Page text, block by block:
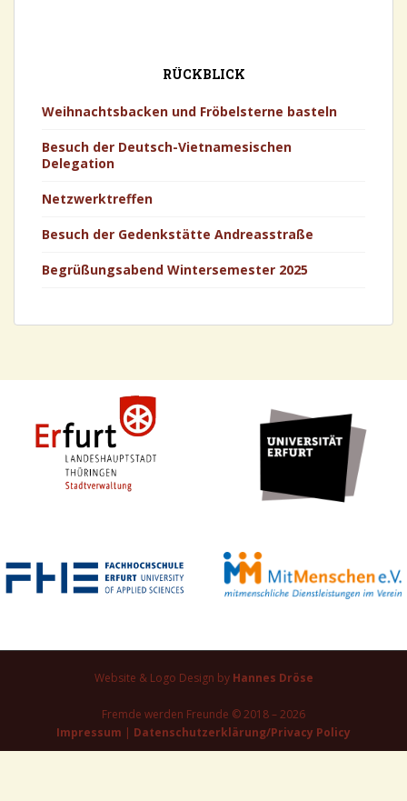
RÜCKBLICK
Weihnachtsbacken und Fröbelsterne basteln
Besuch der Deutsch-Vietnamesischen
Delegation
Netzwerktreffen
Besuch der Gedenkstätte Andreasstraße
Begrüßungsabend Wintersemester 2025
Website & Logo Design by Hannes Dröse
Fremde werden Freunde © 2018 – 2026
Impressum | Datenschutzerklärung/Privacy Policy